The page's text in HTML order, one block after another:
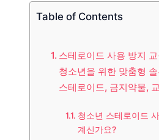
Table of Contents
스테로이드 사용 방지 교
청소년을 위한 맞춤형 솔
스테로이드, 금지약물,
청소년 스테로이드
계신가요?